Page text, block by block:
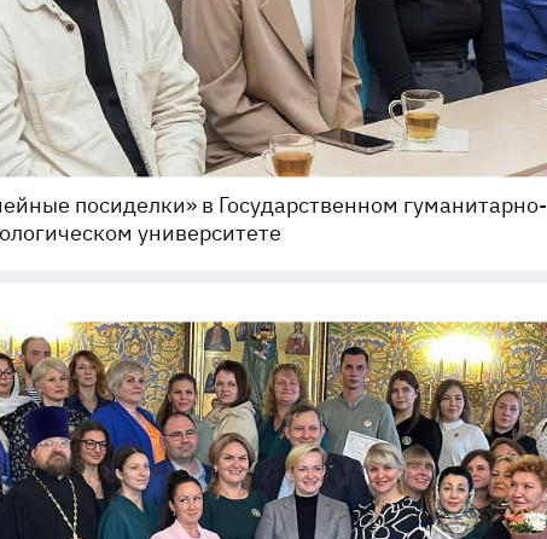
посиделки» в Государственном гуманитарно-
университете